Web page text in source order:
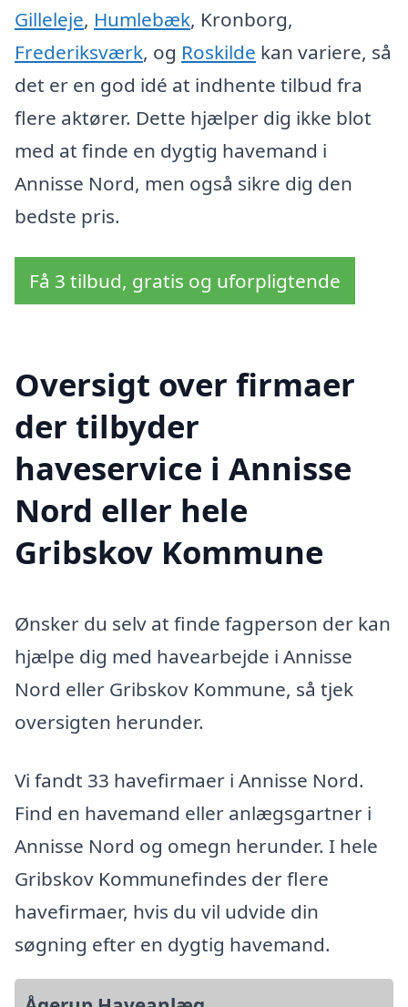
Gilleleje, Humlebæk, Kronborg,
Frederiksværk, og Roskilde kan variere, så
det er en god idé at indhente tilbud fra
flere aktører. Dette hjælper dig ikke blot
med at finde en dygtig havemand i
Annisse Nord, men også sikre dig den
bedste pris.
Få 3 tilbud, gratis og uforpligtende
Oversigt over firmaer
der tilbyder
haveservice i Annisse
Nord eller hele
Gribskov Kommune
Ønsker du selv at finde fagperson der kan
hjælpe dig med havearbejde i Annisse
Nord eller Gribskov Kommune, så tjek
oversigten herunder.
Vi fandt 33 havefirmaer i Annisse Nord.
Find en havemand eller anlægsgartner i
Annisse Nord og omegn herunder. I hele
Gribskov Kommunefindes der flere
havefirmaer, hvis du vil udvide din
søgning efter en dygtig havemand.